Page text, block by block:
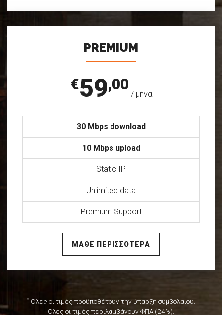
PREMIUM
€59,00
/ μήνα
30 Mbps download
10 Mbps upload
Static IP
Unlimited data
Premium Support
ΜΑΘΕ ΠΕΡΙΣΣΟΤΕΡΑ
* Όλες οι τιμές προϋποθέτουν την ύπαρξη συμβολαίου.
Όλες οι τιμές περιλαμβάνουν ΦΠΑ (24%).